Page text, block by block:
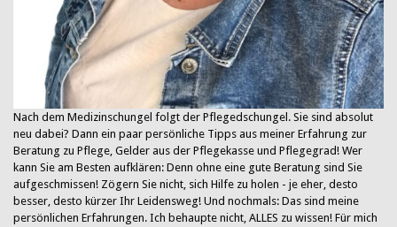
Nach dem Medizinschungel folgt der Pflegedschungel. Sie sind absolut
neu dabei? Dann ein paar persönliche Tipps aus meiner Erfahrung zur
Beratung zu Pflege, Gelder aus der Pflegekasse und Pflegegrad! Wer
kann Sie am Besten aufklären: Denn ohne eine gute Beratung sind Sie
aufgeschmissen! Zögern Sie nicht, sich Hilfe zu holen - je eher, desto
besser, desto kürzer Ihr Leidensweg! Und nochmals: Das sind meine
persönlichen Erfahrungen. Ich behaupte nicht, ALLES zu wissen! Für mich